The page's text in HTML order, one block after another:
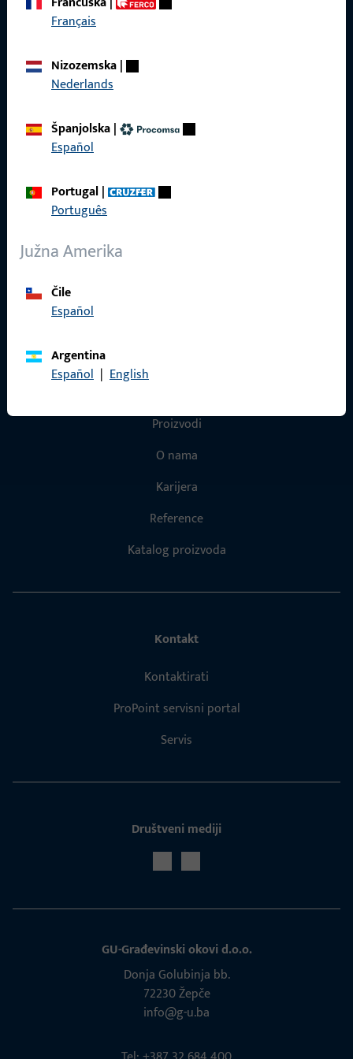
Tu smo za vas – brzo, kompetentno i pouzdano.
Français
Nizozemska|
Nederlands
Španjolska|
Español
Portugal|
Português
Južna Amerika
Čile
Español
Argentina
Español | English
Općenito
Brzi pristup
Proizvodi
O nama
Karijera
Reference
Katalog proizvoda
Kontakt
Kontaktirati
ProPoint servisni portal
Servis
Društveni mediji
GU-Građevinski okovi d.o.o.
Donja Golubinja bb.
72230 Žepče
info@g-u.ba